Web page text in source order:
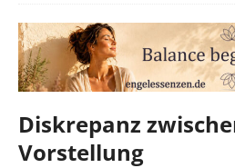
Diskrepanz
Vorstellung